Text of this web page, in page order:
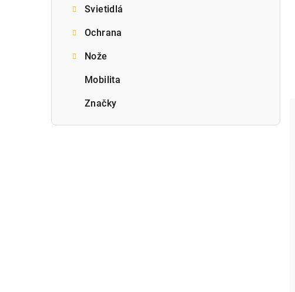
Svietidlá
Ochrana
Nože
Mobilita
Značky